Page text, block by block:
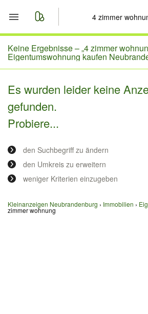
Start
Merkliste
Nachrichten
Anzeige aufgeben
Keine Ergebnisse –„4 zimmer
Eigentumswohnung kaufen
Es wurden leider keine
gefunden.
Probiere...
den Suchbegriff zu ändern
den Umkreis zu erweitern
weniger Kriterien einzugeben
Kleinanzeigen Neubrandenburg Immobilien
zimmer wohnung